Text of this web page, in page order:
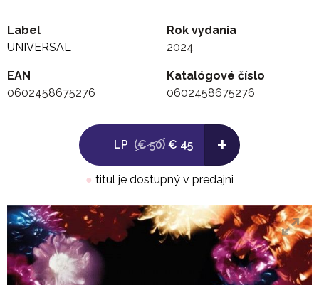
Universe
C3. 10 To 1
D1. Heaven Is (Highland Studios Demo)
D2. Tesla Girls (Highland Studios Demo)
Label
UNIVERSAL
Rok vydania
2024
EAN
0602458675276
Katalógové číslo
0602458675276
LP (€ 50) € 45 +
● titul je dostupný v predajni